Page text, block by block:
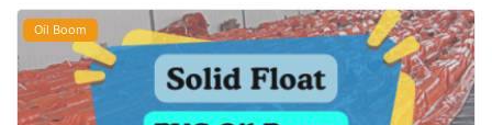
Oil Boom